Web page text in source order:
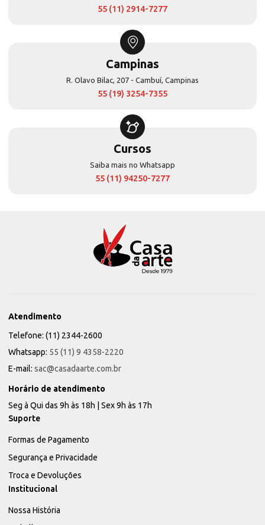
55 (11) 2914-7277
Campinas
R. Olavo Bilac, 207 - Cambuí, Campinas
55 (19) 3254-7355
Cursos
Saiba mais no Whatsapp
55 (11) 94250-7277
Atendimento
Telefone: (11) 2344-2600
Whatsapp: 55 (11) 9 4358-2220
E-mail: sac@casadaarte.com.br
Horário de atendimento
Seg à Qui das 9h às 18h | Sex 9h às 17h
Suporte
Formas de Pagamento
Segurança e Privacidade
Troca e Devoluções
Institucional
Nossa História